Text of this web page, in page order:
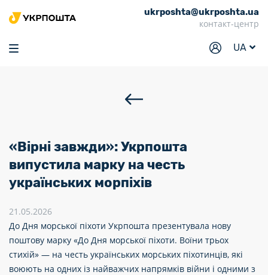
ukrposhta@ukrposhta.ua
контакт-центр
UA
Головна
Маркет
Відділення
Філателія
Кар’єра
Для бізнесу
«Вірні завжди»: Укрпошта
випустила марку на честь
українських морпіхів
21.05.2026
До Дня морської піхоти Укрпошта презентувала нову
поштову марку «До Дня морської піхоти. Воїни трьох
стихій» — на честь українських морських піхотинців, які
воюють на одних із найважчих напрямків війни і одними з